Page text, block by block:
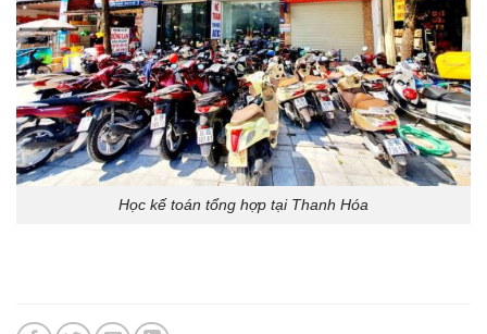
Học kế toán tổng hợp tại Thanh Hóa